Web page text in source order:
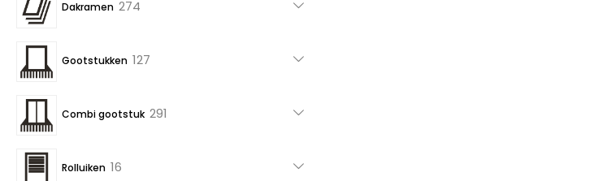
Dakramen 274
Gootstukken 127
Combi gootstuk 291
Rolluiken 16